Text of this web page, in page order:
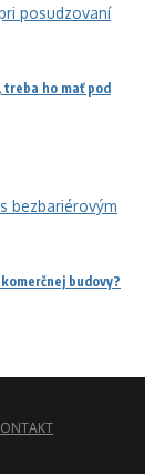
treba ho mať pod
budovy?